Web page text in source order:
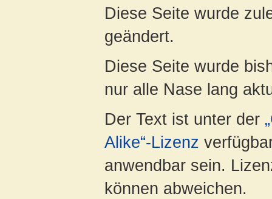
Diese Seite wurde
geändert.
Diese Seite wurde
nur alle Nase lang
Der Text ist unter der
Alike“-Lizenz
anwendbar sein.
können abweichen.